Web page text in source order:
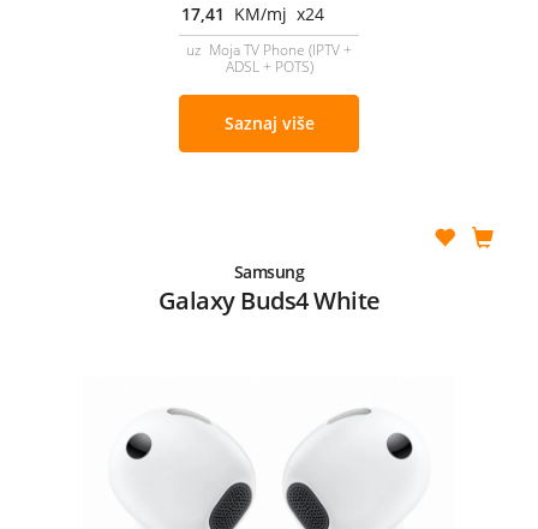
17,41 KM/mj x24
uz Moja TV Phone (IPTV +
ADSL + POTS)
Saznaj više
Samsung
Galaxy Buds4 White